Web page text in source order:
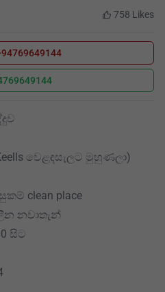
758 Likes
වෙළඳසැලට මුහුණලා)
clean place
නවාතැන්
සිට